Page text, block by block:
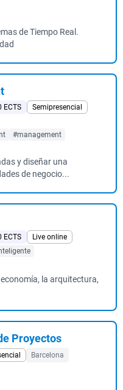
de Tiempo Real.
ECTS
Semipresencial
#management
y diseñar una
de negocio...
ECTS
Live online
la arquitectura,
Proyectos
Barcelona